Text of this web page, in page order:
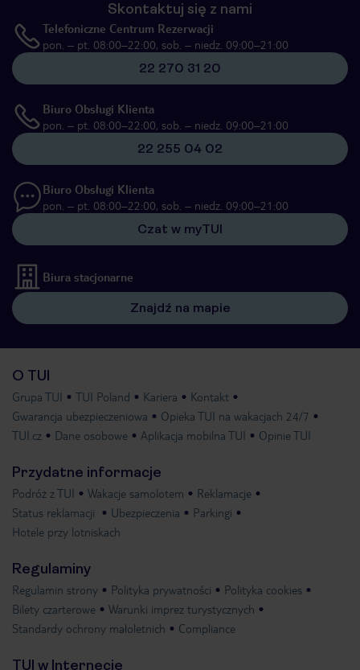
Skontaktuj się z nami
Telefoniczne Centrum Rezerwacji
pon. – pt. 08:00–22:00, sob. – niedz. 09:00–21:00
22 270 31 20
Biuro Obsługi Klienta
pon. – pt. 08:00–22:00, sob. – niedz. 09:00–21:00
22 255 04 02
Biuro Obsługi Klienta
pon. – pt. 08:00–22:00, sob. – niedz. 09:00–21:00
Czat w myTUI
Biura stacjonarne
Znajdź na mapie
O TUI
Grupa TUI TUI Poland Kariera
Kontakt
Gwarancja ubezpieczeniowa
Opieka TUI na wakacjach 24/7
TUI.cz
Dane osobowe Aplikacja mobilna TUI Opinie TUI
Przydatne informacje
Podróż z TUI Wakacje samolotem
Reklamacje
Status reklamacji
Ubezpieczenia
Parkingi
Hotele przy lotniskach
Regulaminy
Regulamin strony Polityka prywatności
Polityka cookies
Bilety czarterowe
Warunki imprez turystycznych
Standardy ochrony małoletnich
Compliance
TUI w Internecie